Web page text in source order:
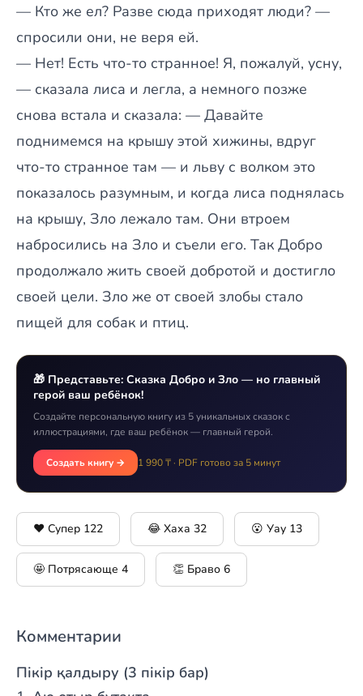
— Кто же ел? Разве сюда приходят люди? —
спросили они, не веря ей.
— Нет! Есть что-то странное! Я, пожалуй, усну,
— сказала лиса и легла, а немного позже
снова встала и сказала: — Давайте
поднимемся на крышу этой хижины, вдруг
что-то странное там — и льву с волком это
показалось разумным, и когда лиса поднялась
на крышу, Зло лежало там. Они втроем
набросились на Зло и съели его. Так Добро
продолжало жить своей добротой и достигло
своей цели. Зло же от своей злобы стало
пищей для собак и птиц.
🎁 Представьте: Сказка Добро и Зло — но главный
герой ваш ребёнок!
Создайте персональную книгу из 5 уникальных сказок с
иллюстрациями, где ваш ребёнок — главный герой.
Создать книгу → 1 990 ₸ · PDF готово за 5 минут
❤️ Супер 122 😂 Хаха 32 😮 Уау 13
🤩 Потрясающе 4 👏 Браво 6
Комментарии
Пікір қалдыру (3 пікір бар)